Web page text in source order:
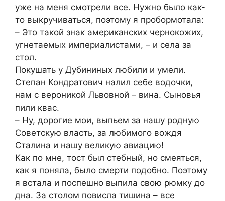
уже на меня смотрели все. Нужно было как-
то выкручиваться, поэтому я пробормотала:
– Это такой знак американских чернокожих,
угнетаемых империалистами, – и села за
стол.
Покушать у Дубининых любили и умели.
Степан Кондратович налил себе водочки,
нам с вероникой Львовной – вина. Сыновья
пили квас.
– Ну, дорогие мои, выпьем за нашу родную
Советскую власть, за любимого вождя
Сталина и нашу великую авиацию!
Как по мне, тост был стебный, но смеяться,
как я поняла, было смерти подобно. Поэтому
я встала и поспешно выпила свою рюмку до
дна. За столом повисла тишина – все